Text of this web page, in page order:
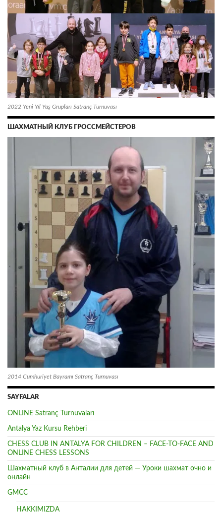
2022 Yeni Yıl Yaş Grupları Satranç Turnuvası
ШАХМАТНЫЙ КЛУБ ГРОССМЕЙСТЕРОВ
2014 Cumhuriyet Bayramı Satranç Turnuvası
SAYFALAR
ONLINE Satranç Turnuvaları
Antalya Yaz Kursu Rehberi
CHESS CLUB IN ANTALYA FOR CHILDREN – FACE-TO-FACE AND
ONLINE CHESS LESSONS
Шахматный клуб в Анталии для детей — Уроки шахмат очно и
онлайн
GMCC
HAKKIMIZDA